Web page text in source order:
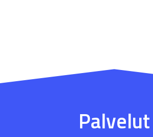
Palvelut